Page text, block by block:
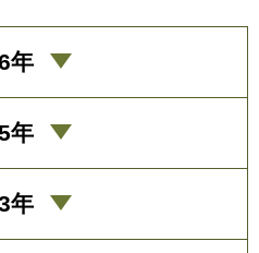
年
年
年